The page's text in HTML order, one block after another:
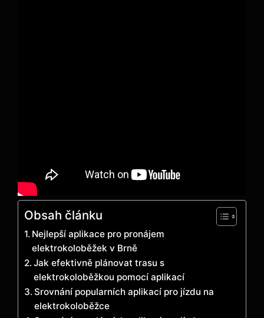
Obsah článku
Nejlepší aplikace pro pronájem
elektrokoloběžek v Brně
Jak efektivně plánovat trasu s
elektrokoloběžkou pomocí aplikací
Srovnání popularních aplikací pro jízdu na
elektrokoloběžce